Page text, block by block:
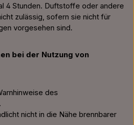
4 Stunden. Duftstoffe oder andere
zulässig, sofern sie nicht für
vorgesehen sind.
bei der Nutzung von
des
nicht in die Nähe brennbarer